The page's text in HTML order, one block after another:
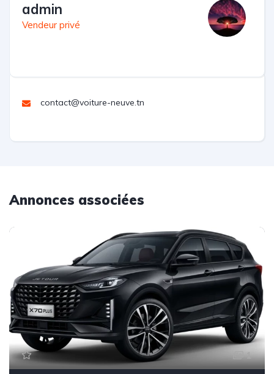
admin
Vendeur privé
contact@voiture-neuve.tn
Annonces associées
1